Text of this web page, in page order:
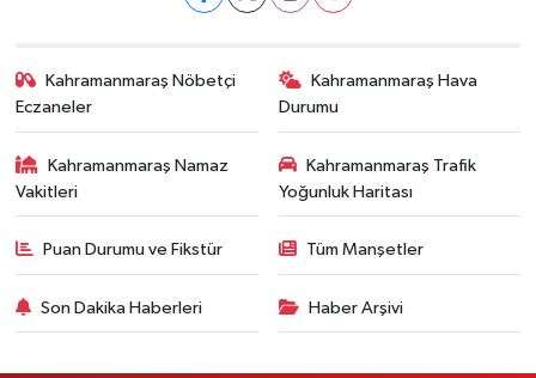
Kahramanmaraş Nöbetçi
Eczaneler
Kahramanmaraş Hava
Durumu
Kahramanmaraş Namaz
Vakitleri
Kahramanmaraş Trafik
Yoğunluk Haritası
Puan Durumu ve Fikstür Tüm Manşetler
Son Dakika Haberleri Haber Arşivi